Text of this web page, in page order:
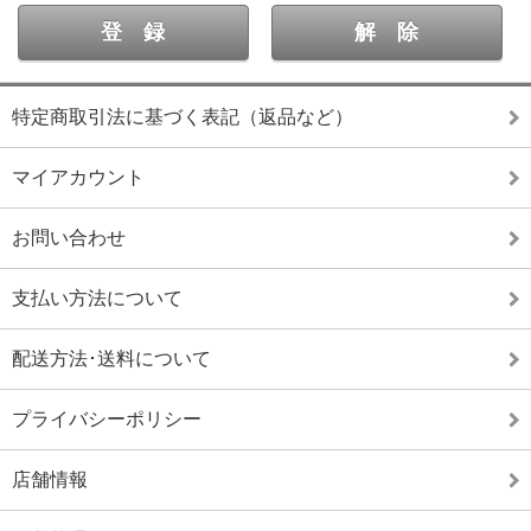
特定商取引法に基づく表記（返品など）
マイアカウント
お問い合わせ
支払い方法について
配送方法･送料について
プライバシーポリシー
店舗情報